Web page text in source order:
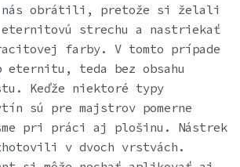
obrátili, pretože si želali
strechu a nastriekať
farby. V tomto prípade
teda bez obsahu
Keďže niektoré typy
sú pre majstrov pomerne
pri práci aj plošinu. Nástrek
v dvoch vrstvách.